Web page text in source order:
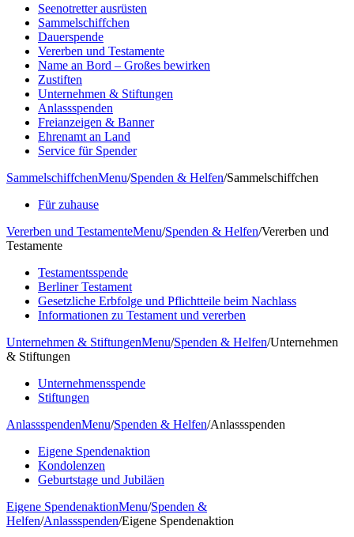
Seenotretter ausrüsten
Sammelschiffchen
Dauerspende
Vererben und Testamente
Name an Bord – Großes bewirken
Zustiften
Unternehmen & Stiftungen
Anlassspenden
Freianzeigen & Banner
Ehrenamt an Land
Service für Spender
SammelschiffchenMenu/Spenden & Helfen/Sammelschiffchen
Für zuhause
Vererben und TestamenteMenu/Spenden & Helfen/Vererben und
Testamente
Testamentsspende
Berliner Testament
Gesetzliche Erbfolge und Pflichtteile beim Nachlass
Informationen zu Testament und vererben
Unternehmen & StiftungenMenu/Spenden & Helfen/Unternehmen
& Stiftungen
Unternehmensspende
Stiftungen
AnlassspendenMenu/Spenden & Helfen/Anlassspenden
Eigene Spendenaktion
Kondolenzen
Geburtstage und Jubiläen
Eigene SpendenaktionMenu/Spenden &
Helfen/Anlassspenden/Eigene Spendenaktion